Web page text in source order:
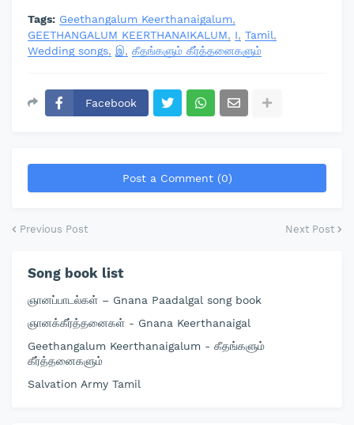
Tags: Geethangalum Keerthanaigalum
GEETHANGALUM KEERTHANAIKALUM
I
Tamil
Wedding songs இ கீதங்களும் கீர்த்தனைகளும்
Facebook
Post a Comment (0)
Previous Post Next Post
Song book list
ஞானப்பாடல்கள் – Gnana Paadalgal song book
ஞானக்கீர்த்தனைகள் - Gnana Keerthanaigal
Geethangalum Keerthanaigalum - கீதங்களும்
கீர்த்தனைகளும்
Salvation Army Tamil